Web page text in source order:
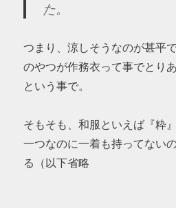
た。
つまり、涼しそうなのが甚平
のやつが作務衣って事でとり
という事で。
そもそも、和服といえば『粋
一つなのに一着も持ってない
る（以下省略